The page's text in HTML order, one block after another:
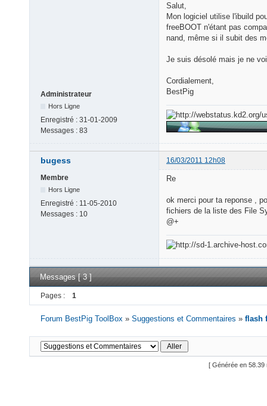
Administrateur
Hors Ligne
Enregistré : 31-01-2009
Messages : 83
Salut,
Mon logiciel utilise l'ibuild
freeBOOT n'étant pas
nand, même si il subit des
Je suis désolé mais je ne
Cordialement,
BestPig
bugess 16/03/2011 12h08
Membre
Hors Ligne
Enregistré : 11-05-2010
Messages : 10
Re
ok merci pour ta reponse ,
fichiers de la liste des File
@+
Messages [ 3 ]
Pages : 1
Forum BestPig ToolBox »Suggestions et Commentaires »flash
[ Générée en